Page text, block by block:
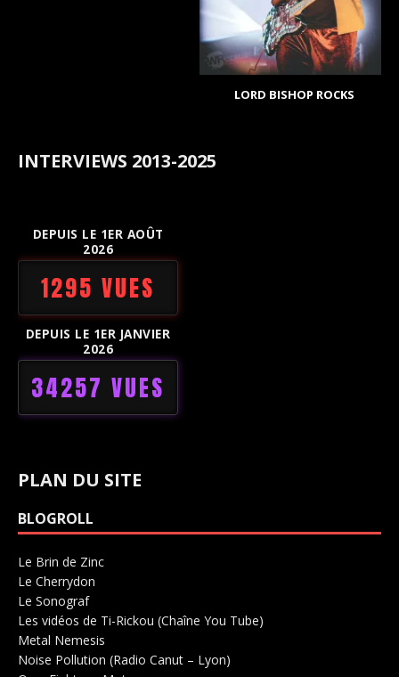
LORD BISHOP ROCKS
INTERVIEWS 2013-2025
DEPUIS LE 1ER AOÛT
2026
1295 VUES
DEPUIS LE 1ER JANVIER
2026
34257 VUES
PLAN DU SITE
BLOGROLL
Le Brin de Zinc
Le Cherrydon
Le SonografSalle de concerts 0
Les vidéos de Ti-Rickou (Chaîne You Tube)
Metal Nemesis
Noise Pollution (Radio Canut – Lyon)